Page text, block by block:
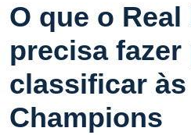
O que o Real
precisa fazer
classificar
Champions